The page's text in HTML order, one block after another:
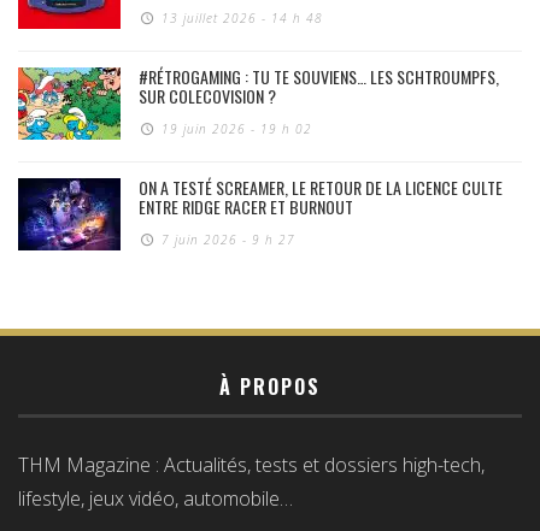
13 juillet 2026 - 14 h 48
#RÉTROGAMING : TU TE SOUVIENS… LES SCHTROUMPFS,
SUR COLECOVISION ?
19 juin 2026 - 19 h 02
ON A TESTÉ SCREAMER, LE RETOUR DE LA LICENCE CULTE
ENTRE RIDGE RACER ET BURNOUT
7 juin 2026 - 9 h 27
À PROPOS
THM Magazine : Actualités, tests et dossiers high-tech,
lifestyle, jeux vidéo, automobile…